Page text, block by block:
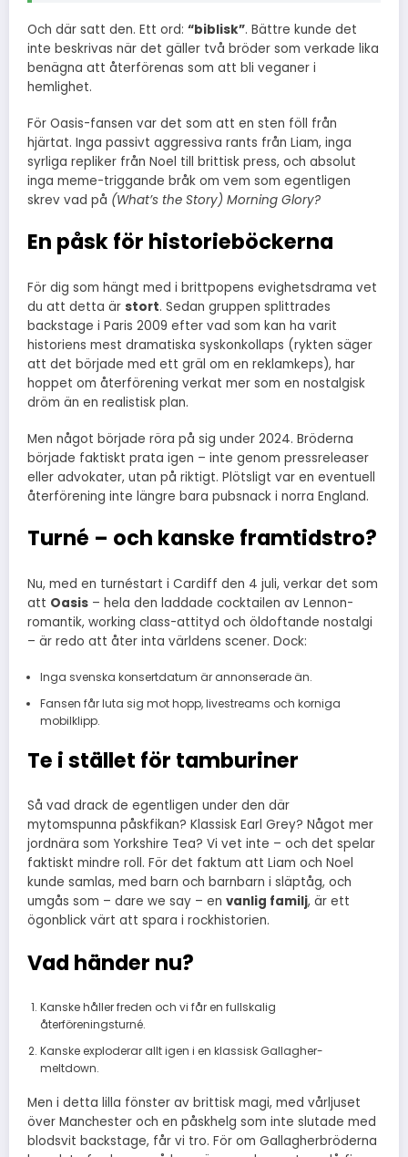
Och där satt den. Ett ord: “biblisk”. Bättre kunde det
inte beskrivas när det gäller två bröder som verkade lika
benägna att återförenas som att bli veganer i
hemlighet.
För Oasis-fansen var det som att en sten föll från
hjärtat. Inga passivt aggressiva rants från Liam, inga
syrliga repliker från Noel till brittisk press, och absolut
inga meme-triggande bråk om vem som egentligen
skrev vad på (What’s the Story) Morning Glory?
En påsk för historieböckerna
För dig som hängt med i brittpopens evighetsdrama vet
du att detta är stort. Sedan gruppen splittrades
backstage i Paris 2009 efter vad som kan ha varit
historiens mest dramatiska syskonkollaps (rykten säger
att det började med ett gräl om en reklamkeps), har
hoppet om återförening verkat mer som en nostalgisk
dröm än en realistisk plan.
Men något började röra på sig under 2024. Bröderna
började faktiskt prata igen – inte genom pressreleaser
eller advokater, utan på riktigt. Plötsligt var en eventuell
återförening inte längre bara pubsnack i norra England.
Turné – och kanske framtidstro?
Nu, med en turnéstart i Cardiff den 4 juli, verkar det som
att Oasis – hela den laddade cocktailen av Lennon-
romantik, working class-attityd och öldoftande nostalgi
– är redo att åter inta världens scener. Dock:
Inga svenska konsertdatum är annonserade än.
Fansen får luta sig mot hopp, livestreams och korniga
mobilklipp.
Te i stället för tamburiner
Så vad drack de egentligen under den där
mytomspunna påskfikan? Klassisk Earl Grey? Något mer
jordnära som Yorkshire Tea? Vi vet inte – och det spelar
faktiskt mindre roll. För det faktum att Liam och Noel
kunde samlas, med barn och barnbarn i släptåg, och
umgås som – dare we say – en vanlig familj, är ett
ögonblick värt att spara i rockhistorien.
Vad händer nu?
Kanske håller freden och vi får en fullskalig
återföreningsturné.
Kanske exploderar allt igen i en klassisk Gallagher-
meltdown.
Men i detta lilla fönster av brittisk magi, med vårljuset
över Manchester och en påskhelg som inte slutade med
blodsvit backstage, får vi tro. För om Gallagherbröderna